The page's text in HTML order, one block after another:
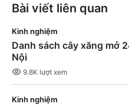
Bài viết liên quan
Kinh nghiệm
Danh sách cây xăng mở
Nội
9.8K lượt xem
Kinh nghiệm